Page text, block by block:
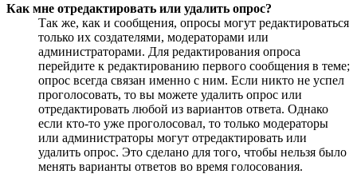
Как мне отредактировать или удалить опрос?
Так же, как и сообщения, опросы могут редактироваться
только их создателями, модераторами или
администраторами. Для редактирования опроса
перейдите к редактированию первого сообщения в теме;
опрос всегда связан именно с ним. Если никто не успел
проголосовать, то вы можете удалить опрос или
отредактировать любой из вариантов ответа. Однако
если кто-то уже проголосовал, то только модераторы
или администраторы могут отредактировать или
удалить опрос. Это сделано для того, чтобы нельзя было
менять варианты ответов во время голосования.